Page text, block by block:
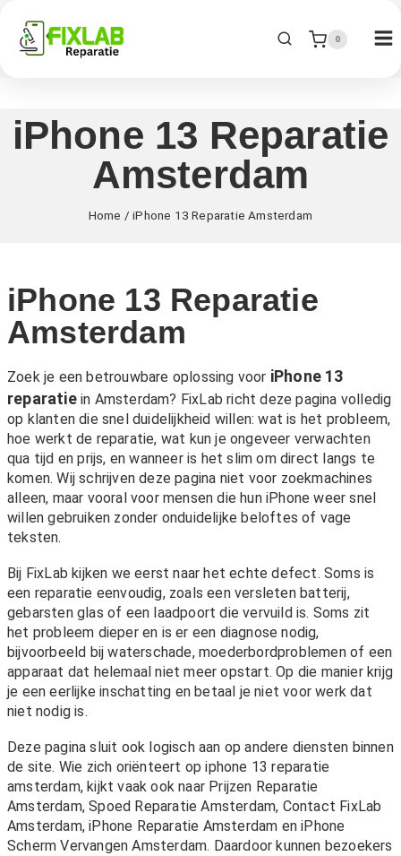
0
iPhone 13 Reparatie
Amsterdam
Home / iPhone 13 Reparatie Amsterdam
iPhone 13 Reparatie
Amsterdam
Zoek je een betrouwbare oplossing voor iPhone 13
reparatiein Amsterdam? FixLab richt deze pagina volledig
op klanten die snel duidelijkheid willen: wat is het probleem,
hoe werkt de reparatie, wat kun je ongeveer verwachten
qua tijd en prijs, en wanneer is het slim om direct langs te
komen. Wij schrijven deze pagina niet voor zoekmachines
alleen, maar vooral voor mensen die hun iPhone weer snel
willen gebruiken zonder onduidelijke beloftes of vage
teksten.
Bij FixLab kijken we eerst naar het echte defect. Soms is
een reparatie eenvoudig, zoals een versleten batterij,
gebarsten glas of een laadpoort die vervuild is. Soms zit
het probleem dieper en is er een diagnose nodig,
bijvoorbeeld bij waterschade, moederbordproblemen of een
apparaat dat helemaal niet meer opstart. Op die manier krijg
je een eerlijke inschatting en betaal je niet voor werk dat
niet nodig is.
Deze pagina sluit ook logisch aan op andere diensten binnen
de site. Wie zich oriënteert op iphone 13 reparatie
amsterdam, kijkt vaak ook naar Prijzen Reparatie
Amsterdam,Spoed Reparatie Amsterdam, Contact FixLab
Amsterdam,iPhone Reparatie Amsterdam eniPhone
Scherm Vervangen Amsterdam. Daardoor kunnen bezoekers